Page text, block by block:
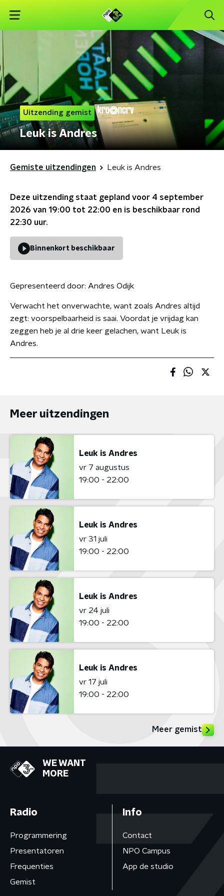
Uitzending gemist
Leuk is Andres
Gemiste uitzendingen Leuk is Andres
Deze uitzending staat gepland voor 4 september
2026 van 19:00 tot 22:00 en is beschikbaar rond
22:30 uur.
Binnenkort beschikbaar
Gepresenteerd door: Andres Odijk
Verwacht het onverwachte, want zoals Andres altijd
zegt: voorspelbaarheid is saai. Voordat je vrijdag kan
zeggen heb je al drie keer gelachen, want Leuk is
Andres.
Meer uitzendingen
Leuk is Andres
vr 7 augustus
19:00 - 22:00
Leuk is Andres
vr 31 juli
19:00 - 22:00
Leuk is Andres
vr 24 juli
19:00 - 22:00
Leuk is Andres
vr 17 juli
19:00 - 22:00
Meer gemist
WE WANT
MORE
Radio
Programmering
Presentatoren
Frequenties
Gemist
Info
Contact
NPO Campus
App de studio